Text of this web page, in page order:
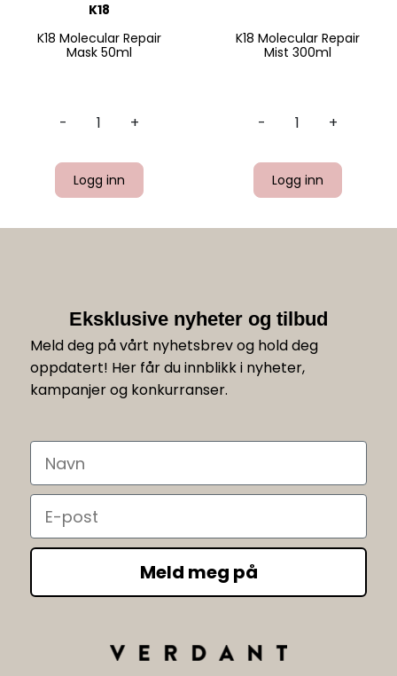
K18
K18 Molecular Repair
Mask 50ml
- +
Logg inn
K18 Molecular Repair
Mist 300ml
- +
Logg inn
Eksklusive nyheter og tilbud
Meld deg på vårt nyhetsbrev og hold deg
oppdatert! Her får du innblikk i nyheter,
kampanjer og konkurranser.
Navn
Email
Meld meg på